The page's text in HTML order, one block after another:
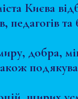
Києва
педагогів
добра,